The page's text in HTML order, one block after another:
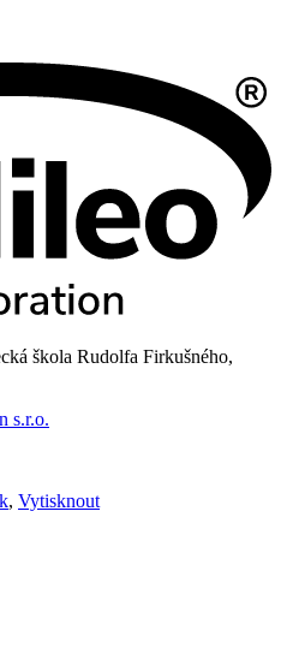
škola Rudolfa Firkušného,
s.r.o.
, Vytisknout